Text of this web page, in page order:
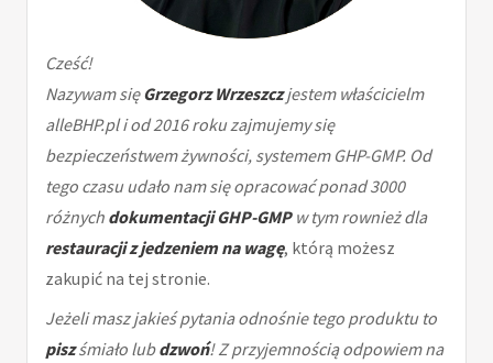
Cześć!
Nazywam sięGrzegorz Wrzeszczjestem właścicielm
alleBHP.pl i od 2016 roku zajmujemy się
bezpieczeństwem żywności, systemem GHP-GMP. Od
tego czasu udało nam się opracować ponad 3000
różnych dokumentacji GHP-GMPw tym rownież dla
restauracji z jedzeniem na wagę, którą możesz
zakupić na tej stronie.
Jeżeli masz jakieś pytania odnośnie tego produktu to
piszśmiało lubdzwoń! Z przyjemnością odpowiem na